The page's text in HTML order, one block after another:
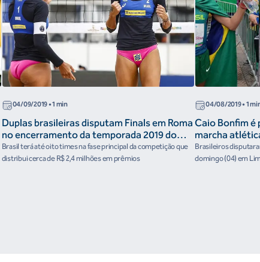
04/09/2019• 1 min
Duplas brasileiras disputam Finals em Roma
no encerramento da temporada 2019 do
Circuito Mundial de vôlei de praia
Brasil terá até oito times na fase principal da competição que
distribui cerca de R$ 2,4 milhões em prêmios
04/08/2019• 1
Caio Bonfim é
marcha
Brasileiros
domingo (04) em